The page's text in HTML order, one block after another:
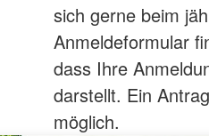
sich gerne beim
Anmeldeformular
dass Ihre
darstellt. Ein
möglich.